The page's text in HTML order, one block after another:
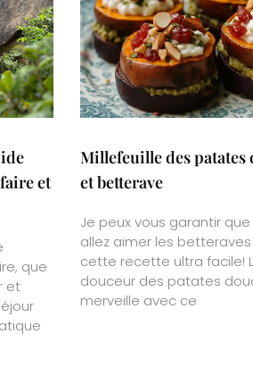
et
que
et
Millefeuille des patates
et betterave
Je peux vous garantir que
allez aimer les
cette recette ultra facile!
douceur des patates
merveille avec ce